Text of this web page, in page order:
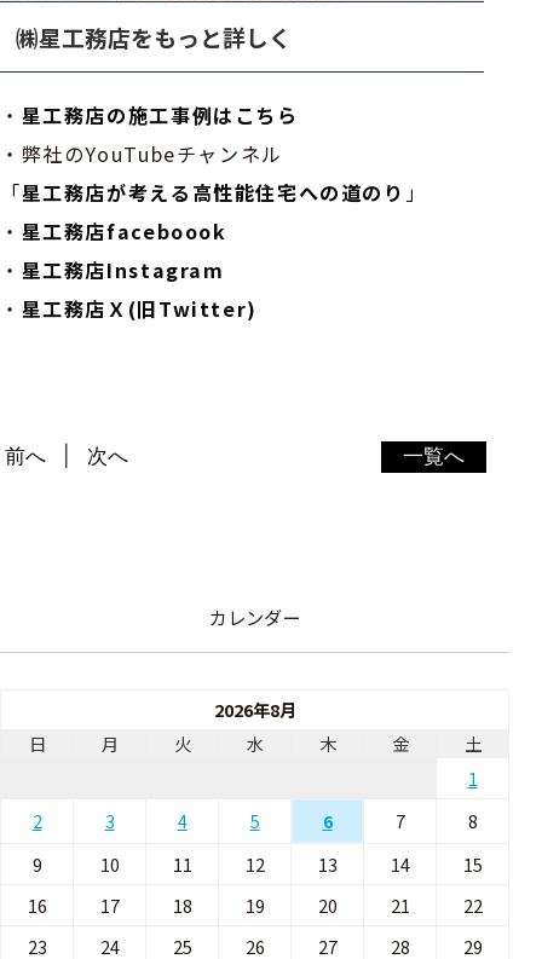
㈱星工務店をもっと詳しく
・ 星工務店の施工事例はこちら
・弊社のYouTubeチャンネル
「星工務店が考える高性能住宅への道のり 」
・ 星工務店faceboook
・ 星工務店Instagram
・ 星工務店Ｘ(旧Twitter)
一覧へ
前へ 次へ
カレンダー
2026年8月
日
月 火 水 木 金 土
1
2
3 4 5 6 7
8
9
10 11 12 13 14
15
16
17 18 19 20 21
22
23
24 25 26 27 28
29